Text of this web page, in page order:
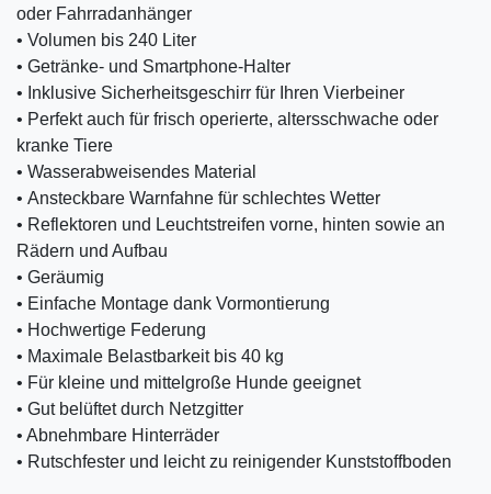
oder Fahrradanhänger
• Volumen bis 240 Liter
• Getränke- und Smartphone-Halter
• Inklusive Sicherheitsgeschirr für Ihren Vierbeiner
• Perfekt auch für frisch operierte, altersschwache oder
kranke Tiere
• Wasserabweisendes Material
• Ansteckbare Warnfahne für schlechtes Wetter
• Reflektoren und Leuchtstreifen vorne, hinten sowie an
Rädern und Aufbau
• Geräumig
• Einfache Montage dank Vormontierung
• Hochwertige Federung
• Maximale Belastbarkeit bis 40 kg
• Für kleine und mittelgroße Hunde geeignet
• Gut belüftet durch Netzgitter
• Abnehmbare Hinterräder
• Rutschfester und leicht zu reinigender Kunststoffboden